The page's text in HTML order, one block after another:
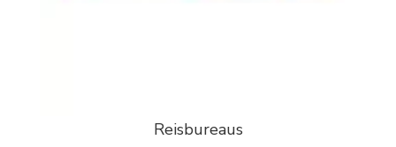
Reisbureaus